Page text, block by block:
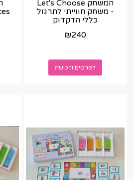
המשחק Let's Choose
- משחק חווייתי לתרגול
כללי הדקדוק
₪240
לפרטים ורכישה